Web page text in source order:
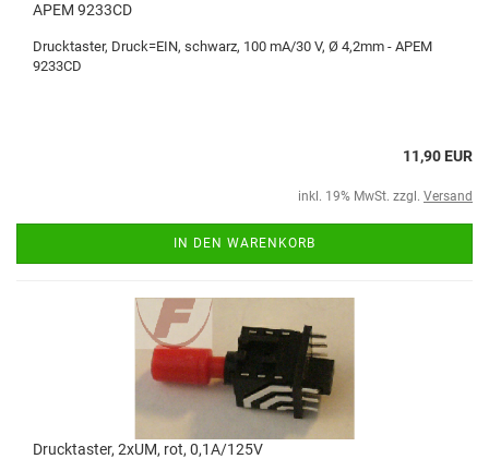
APEM 9233CD
Drucktaster, Druck=EIN, schwarz, 100 mA/30 V, Ø 4,2mm - APEM
9233CD
11,90 EUR
inkl. 19% MwSt. zzgl. Versand
IN DEN WARENKORB
Drucktaster, 2xUM, rot, 0,1A/125V